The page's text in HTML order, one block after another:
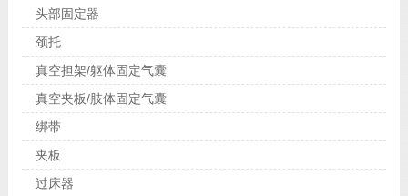
头部固定器
颈托
真空担架/躯体固定气囊
真空夹板/肢体固定气囊
绑带
夹板
过床器